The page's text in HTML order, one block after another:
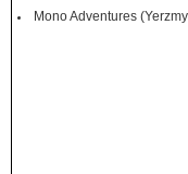
Mono Adventures